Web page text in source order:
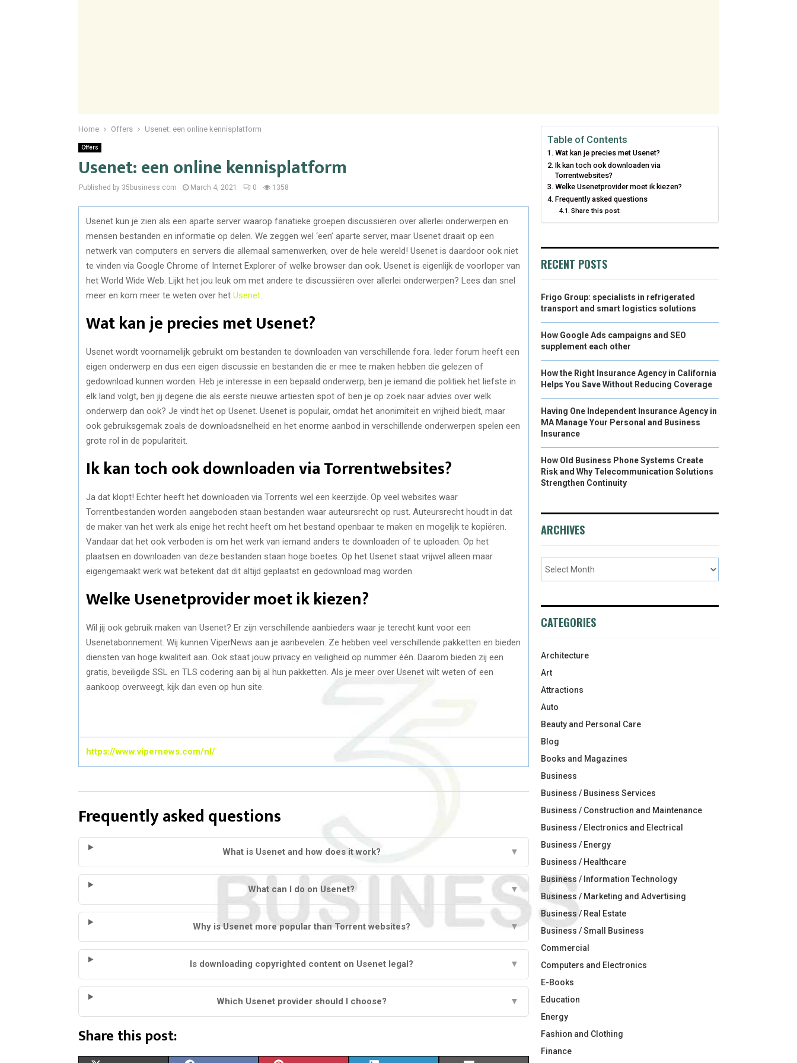
Home Offers Usenet: een online kennisplatform
Offers
Usenet: een online kennisplatform
Published by 35business.com March 4, 2021 0 1358
Usenet kun je zien als een aparte server waarop fanatieke groepen discussiëren over allerlei onderwerpen en
mensen bestanden en informatie op delen. We zeggen wel ‘een’ aparte server, maar Usenet draait op een
netwerk van computers en servers die allemaal samenwerken, over de hele wereld! Usenet is daardoor ook niet
te vinden via Google Chrome of Internet Explorer of welke browser dan ook. Usenet is eigenlijk de voorloper van
het World Wide Web. Lijkt het jou leuk om met andere te discussiëren over allerlei onderwerpen? Lees dan snel
meer en kom meer te weten over het Usenet
Wat kan je precies met Usenet?
Usenet wordt voornamelijk gebruikt om bestanden te downloaden van verschillende fora. Ieder forum heeft een
eigen onderwerp en dus een eigen discussie en bestanden die er mee te maken hebben die gelezen of
gedownload kunnen worden. Heb je interesse in een bepaald onderwerp, ben je iemand die politiek het liefste in
elk land volgt, ben jij degene die als eerste nieuwe artiesten spot of ben je op zoek naar advies over welk
onderwerp dan ook? Je vindt het op Usenet. Usenet is populair, omdat het anonimiteit en vrijheid biedt, maar
ook gebruiksgemak zoals de downloadsnelheid en het enorme aanbod in verschillende onderwerpen spelen een
grote rol in de populariteit.
Ik kan toch ook downloaden via Torrentwebsites?
Ja dat klopt! Echter heeft het downloaden via Torrents wel een keerzijde. Op veel websites waar
Torrentbestanden worden aangeboden staan bestanden waar auteursrecht op rust. Auteursrecht houdt in dat
de maker van het werk als enige het recht heeft om het bestand openbaar te maken en mogelijk te kopiëren.
Vandaar dat het ook verboden is om het werk van iemand anders te downloaden of te uploaden. Op het
plaatsen en downloaden van deze bestanden staan hoge boetes. Op het Usenet staat vrijwel alleen maar
eigengemaakt werk wat betekent dat dit altijd geplaatst en gedownload mag worden.
Welke Usenetprovider moet ik kiezen?
Wil jij ook gebruik maken van Usenet? Er zijn verschillende aanbieders waar je terecht kunt voor een
Usenetabonnement. Wij kunnen ViperNews aan je aanbevelen. Ze hebben veel verschillende pakketten en bieden
diensten van hoge kwaliteit aan. Ook staat jouw privacy en veiligheid op nummer één. Daarom bieden zij een
gratis, beveiligde SSL en TLS codering aan bij al hun pakketten. Als je meer over Usenet wilt weten of een
aankoop overweegt, kijk dan even op hun site.
https://www.vipernews.com/nl/
Frequently asked questions
What is Usenet and how does it work? ▼
What can I do on Usenet? ▼
Why is Usenet more popular than Torrent websites? ▼
Is downloading copyrighted content on Usenet legal? ▼
Which Usenet provider should I choose? ▼
Share this post:
Table of Contents
Wat kan je precies met Usenet?
Ik kan toch ook downloaden via
Torrentwebsites?
Welke Usenetprovider moet ik kiezen?
Frequently asked questions
Share this post:
RECENT POSTS
Frigo Group: specialists in refrigerated
transport and smart logistics solutions
How Google Ads campaigns and SEO
supplement each other
How the Right Insurance Agency in California
Helps You Save Without Reducing Coverage
Having One Independent Insurance Agency in
MA Manage Your Personal and Business
Insurance
How Old Business Phone Systems Create
Risk and Why Telecommunication Solutions
Strengthen Continuity
ARCHIVES
CATEGORIES
Architecture
Art
Attractions
Auto
Beauty and Personal Care
Blog
Books and Magazines
Business
Business / Business Services
Business / Construction and Maintenance
Business / Electronics and Electrical
Business / Energy
Business / Healthcare
Business / Information Technology
Business / Marketing and Advertising
Business / Real Estate
Business / Small Business
Commercial
Computers and Electronics
E-Books
Education
Energy
Fashion and Clothing
Finance